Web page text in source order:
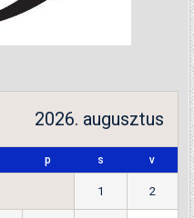
2026. augusztus
p s v
1 2